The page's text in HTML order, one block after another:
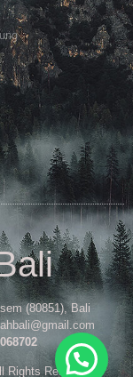
(80851), Bali
Rights Reserved.